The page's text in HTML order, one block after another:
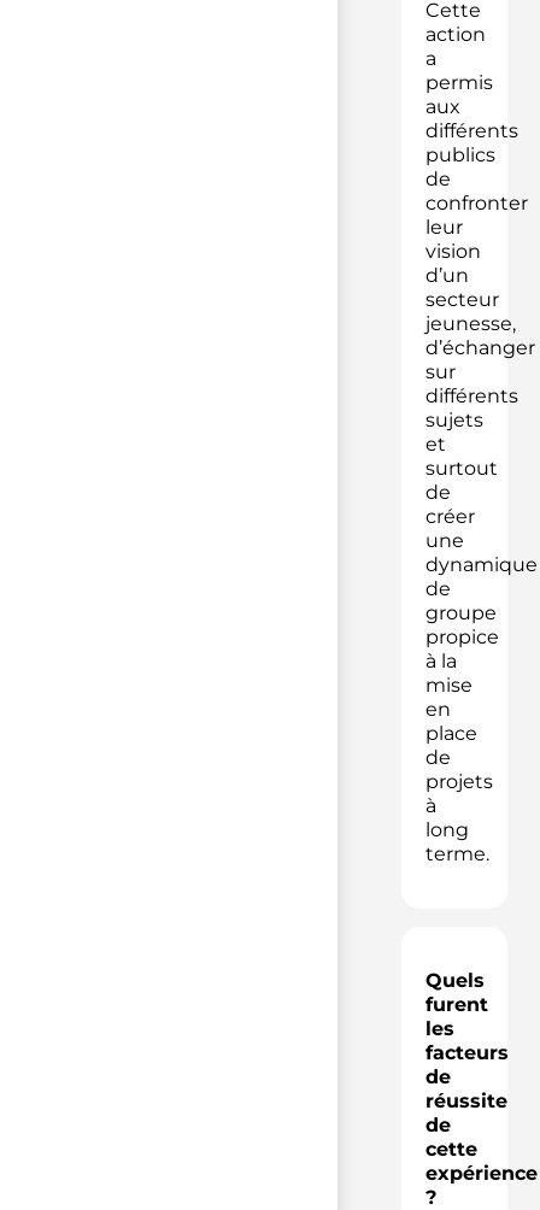
Cette
action
a
permis
aux
différents
publics
de
confronter
leur
vision
d’un
secteur
jeunesse,
d’échanger
sur
différents
sujets
et
surtout
de
créer
une
dynamique
de
groupe
propice
à la
mise
en
place
de
projets
à
long
terme.
Quels
furent
les
facteurs
de
réussite
de
cette
expérience
?